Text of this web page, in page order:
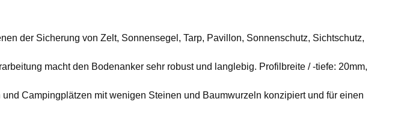
der Sicherung von Zelt, Sonnensegel, Tarp, Pavillon, Sonnenschutz, Sichtschutz,
macht den Bodenanker sehr robust und langlebig. Profilbreite / -tiefe: 20mm,
Campingplätzen mit wenigen Steinen und Baumwurzeln konzipiert und für einen